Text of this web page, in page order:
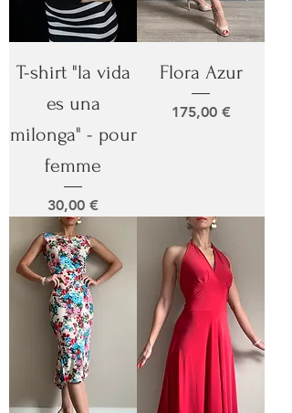
T-shirt "la vida
es una
milonga" - pour
femme
Prix
30,00 €
Flora Azur
Prix
175,00 €